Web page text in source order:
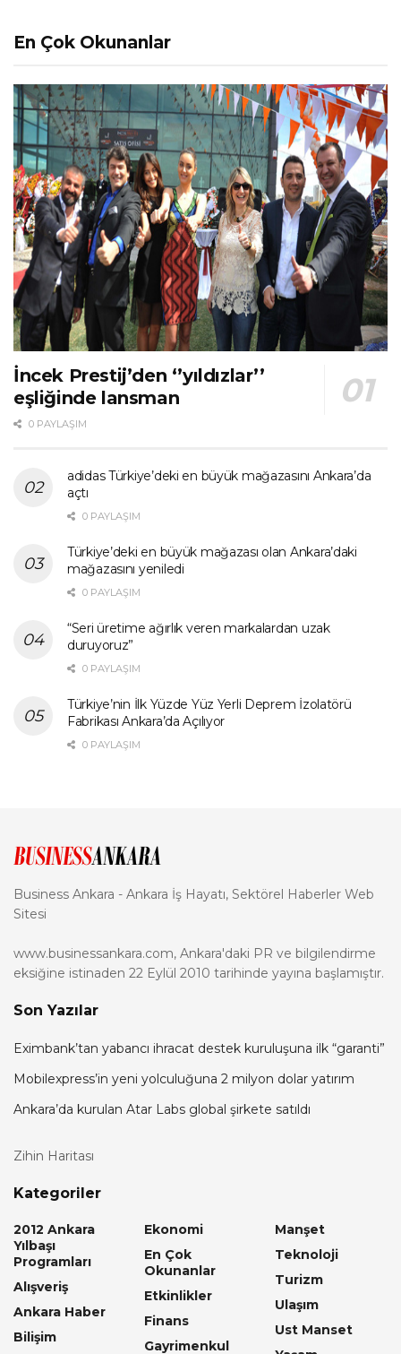
En Çok Okunanlar
İncek Prestij’den ‘’yıldızlar’’
eşliğinde lansman
0 PAYLAŞIM
adidas Türkiye’deki en büyük mağazasını Ankara’da
açtı
0 PAYLAŞIM
Türkiye’deki en büyük mağazası olan Ankara’daki
mağazasını yeniledi
0 PAYLAŞIM
“Seri üretime ağırlık veren markalardan uzak
duruyoruz”
0 PAYLAŞIM
Türkiye’nin İlk Yüzde Yüz Yerli Deprem İzolatörü
Fabrikası Ankara’da Açılıyor
0 PAYLAŞIM
Business Ankara - Ankara İş Hayatı, Sektörel Haberler Web
Sitesi
www.businessankara.com, Ankara'daki PR ve bilgilendirme
eksiğine istinaden 22 Eylül 2010 tarihinde yayına başlamıştır.
Son Yazılar
Eximbank’tan yabancı ihracat destek kuruluşuna ilk “garanti”
Mobilexpress’in yeni yolculuğuna 2 milyon dolar yatırım
Ankara’da kurulan Atar Labs global şirkete satıldı
Zihin Haritası
Kategoriler
2012 Ankara
Yılbaşı
Programları
Alışveriş
Ankara Haber
Bilişim
Ekonomi
En Çok
Okunanlar
Etkinlikler
Finans
Gayrimenkul
Manşet
Teknoloji
Turizm
Ulaşım
Ust Manset